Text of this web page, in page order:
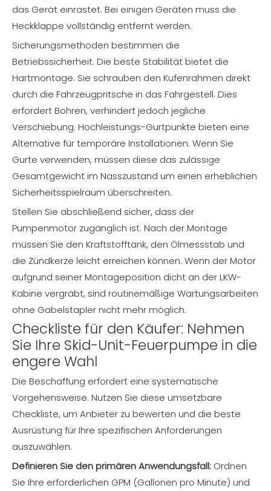
das Gerät einrastet. Bei einigen Geräten muss die
Heckklappe vollständig entfernt werden.
Sicherungsmethoden bestimmen die
Betriebssicherheit. Die beste Stabilität bietet die
Hartmontage. Sie schrauben den Kufenrahmen direkt
durch die Fahrzeugpritsche in das Fahrgestell. Dies
erfordert Bohren, verhindert jedoch jegliche
Verschiebung. Hochleistungs-Gurtpunkte bieten eine
Alternative für temporäre Installationen. Wenn Sie
Gurte verwenden, müssen diese das zulässige
Gesamtgewicht im Nasszustand um einen erheblichen
Sicherheitsspielraum überschreiten.
Stellen Sie abschließend sicher, dass der
Pumpenmotor zugänglich ist. Nach der Montage
müssen Sie den Kraftstofftank, den Ölmessstab und
die Zündkerze leicht erreichen können. Wenn der Motor
aufgrund seiner Montageposition dicht an der LKW-
Kabine vergräbt, sind routinemäßige Wartungsarbeiten
ohne Gabelstapler nicht mehr möglich.
Checkliste für den Käufer: Nehmen
Sie Ihre Skid-Unit-Feuerpumpe in die
engere Wahl
Die Beschaffung erfordert eine systematische
Vorgehensweise. Nutzen Sie diese umsetzbare
Checkliste, um Anbieter zu bewerten und die beste
Ausrüstung für Ihre spezifischen Anforderungen
auszuwählen.
Definieren Sie den primären Anwendungsfall: Ordnen
Sie Ihre erforderlichen GPM (Gallonen pro Minute) und